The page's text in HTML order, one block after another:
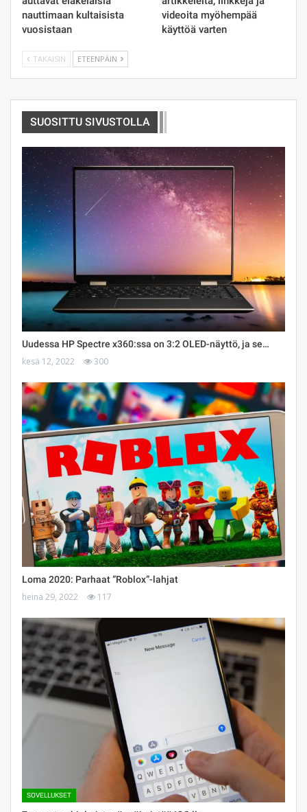
nauttimaan kultaisista
vuosistaan
videoita myöhempää
käyttöä varten
TAKAISIN ETEENPÄIN
SUOSITTU SIVUSTOLLA
Uudessa HP Spectre x360:ssa on 3:2 OLED-näyttö, ja se…
kesä 12, 2022 300
Loma 2020: Parhaat ”Roblox”-lahjat
heinä 29, 2022 117
SOVELLUKSET